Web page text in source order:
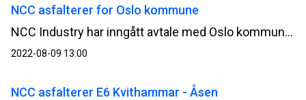
NCC asfalterer for Oslo kommune
NCC Industry har inngått avtale med Oslo kommune om reasfaltering av de kommunale veiene. Totalt skal det legges nærmere 70 000 tonn asfalt og den to-årige avtalen har en verdi på 177 millioner kroner.
2022-08-09 13:00
NCC asfalterer E6 Kvithammar - Åsen